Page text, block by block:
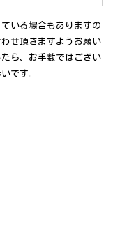
いる場合もありますの
せ頂きますようお願い
ら、お手数ではござい
です。